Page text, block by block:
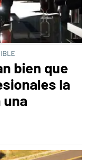
bien que
la